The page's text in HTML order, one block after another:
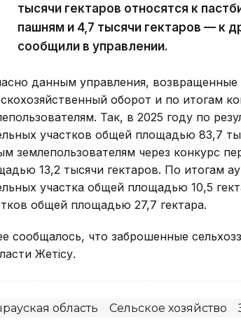
тысячи гектаров относятся к
пашням и 4,7 тысячи гектаров — к
сообщили в управлении.
данным управления,
оборот и по итогам
Так, в 2025 году по
участков общей площадью 83,7
землепользователям через конкурс
13,2 тысячи гектаров. По итогам
участка общей площадью 10,5
общей площадью 27,7 гектара.
сообщалось, что заброшенные
Жетісу.
область Сельское хозяйство